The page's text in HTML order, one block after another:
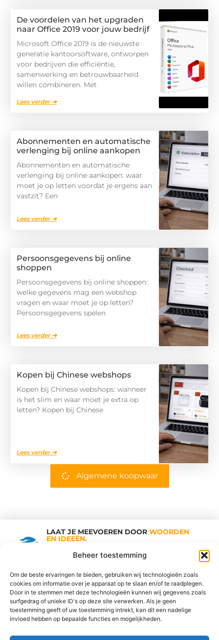
Beheer toestemming
Om de beste ervaringen te bieden, gebruiken wij technologieën zoals
cookies om informatie over je apparaat op te slaan en/of te raadplegen.
Door in te stemmen met deze technologieën kunnen wij gegevens zoals
surfgedrag of unieke ID's op deze site verwerken. Als je geen
toestemming geeft of uw toestemming intrekt, kan dit een nadelige
invloed hebben op bepaalde functies en mogelijkheden.
De voordelen van het upgraden
naar Office 2019 voor jouw bedrijf
Microsoft Office 2019 is de nieuwste
generatie kantoorsoftware, ontworpen
voor bedrijven die efficiëntie,
samenwerking en betrouwbaarheid
willen combineren. Met
Lees verder ➜
Abonnementen en automatische
verlenging bij online aankopen
Abonnementen en automatische
verlenging bij online aankopen: waar
moet je op letten voordat je ergens aan
vastzit? Een
Lees verder ➜
Persoonsgegevens bij online
shoppen
Persoonsgegevens bij online shoppen:
welke gegevens mag een webshop
vragen en waar moet je op letten?
Persoonsgegevens spelen
Lees verder ➜
Kopen bij Chinese webshops
Kopen bij Chinese webshops: wanneer
is het slim en waar moet je extra op
letten? Kopen bij Chinese
Lees verder ➜
Algemene koopwaar
LAAT JE MEEVOEREN DOOR WOORDEN
EN IDEEËN.
Vind Ons Hier :
Cookiebeleid Adverteren Beroemdheden Contact